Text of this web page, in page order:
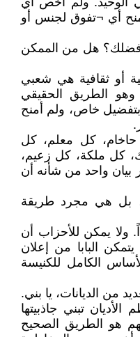
أي ¬تفوق لجنس أو
فضلك؟ هل من الممكن
أو ثقافية هي شعبي
وهو الطريق الحقيقي
خاص، ولم أمنح
كل معلم، كل
كل ملكة، كل زعيم،
واحد من شأنه أن
بل هي مجرد طريقة
ولا يمكن للأحزاب أن
البابا من إعلان
الكامل للكنيسة
من الديانات، يا بني.
تبني جاذبيتها
هو الطريق الصحيح